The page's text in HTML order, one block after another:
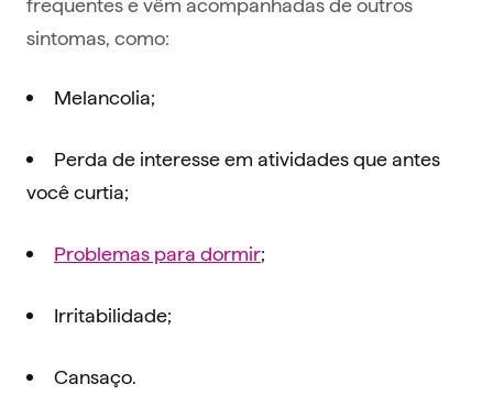
sintomas, como:
Melancolia;
Perda de interesse em atividades que antes
você curtia;
Problemas para dormir;
Irritabilidade;
Cansaço.